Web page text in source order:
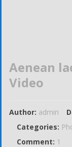
Aenean
Video
Author: admin
Categories:
Comment: 1